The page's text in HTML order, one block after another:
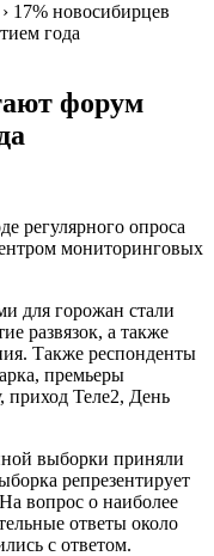
› 17% новосибирцев
года
форум
регулярного опроса
мониторинговых
для горожан стали
развязок, а также
Также респонденты
премьеры
приход Теле2, День
выборки приняли
репрезентирует
вопрос о наиболее
ответы около
с ответом.